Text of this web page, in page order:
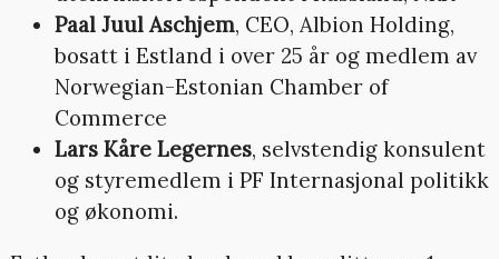
Paal Juul Aschjem, CEO, Albion Holding,
bosatt i Estland i over 25 år og medlem av
Norwegian-Estonian Chamber of
Commerce
Lars Kåre Legernes, selvstendig konsulent
og styremedlem i PF Internasjonal politikk
og økonomi.